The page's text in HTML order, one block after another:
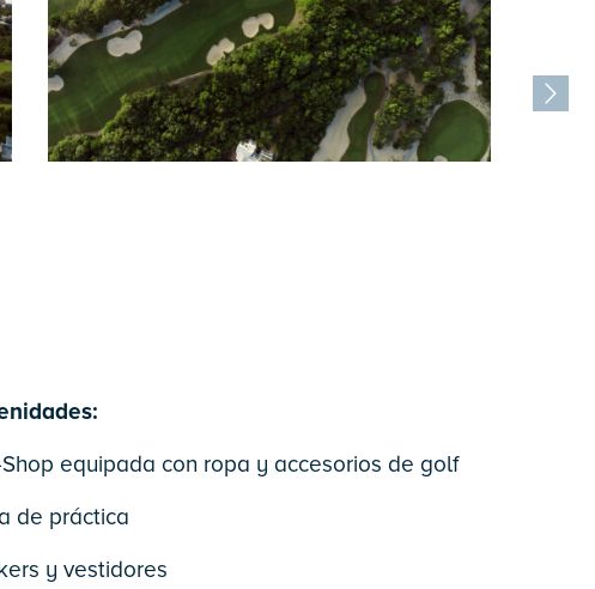
Shop equipada con ropa y accesorios de golf
de práctica
y vestidores